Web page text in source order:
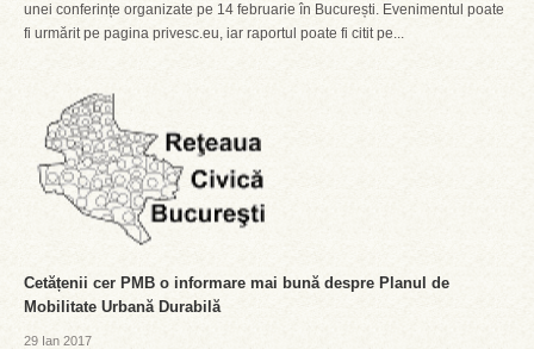
unei conferințe organizate pe 14 februarie în București. Evenimentul poate
fi urmărit pe pagina privesc.eu, iar raportul poate fi citit pe...
Cetățenii cer PMB o informare mai bună despre Planul de
Mobilitate Urbană Durabilă
29 Ian 2017